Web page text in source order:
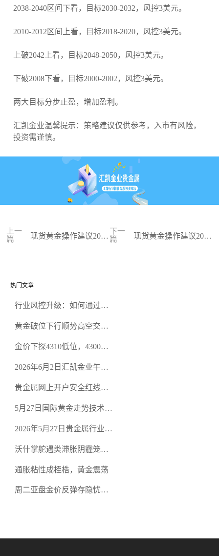
2038-2040区间下看，目标2030-2032，风控3美元。
2010-2012区间上看，目标2018-2020，风控3美元。
上破2042上看，目标2048-2050，风控3美元。
下破2008下看，目标2000-2002，风控3美元。
两大目标分步止盈，增加盈利。
汇凯金业温馨提示：策略建议仅供参考，入市有风险，
投资需谨慎。
上一
篇
现货黄金操作建议2024
下一
篇
现货黄金操作建议2024
热门文章
行业风控升级：如何通过正
规黄金开户交易平台？
黄金破位下行顺势高空交易
金价下探4310低位，4300关
2026年6月2日汇凯金业午盘
空头清算算法如何布防？
贵金属网上开户安全红线：
恶意洗盘陷阱
5月27日国际黄金走势技术盘
规黄金平台全方位行情解析
2026年5月27日贵金属行业新
正规贵金属开户平台迎开户
热潮
沃什掌舵遇类滞胀阴霾笼
通胀粘性成桎梏，黄金震荡
周二亚盘金价反弹存隐忧，